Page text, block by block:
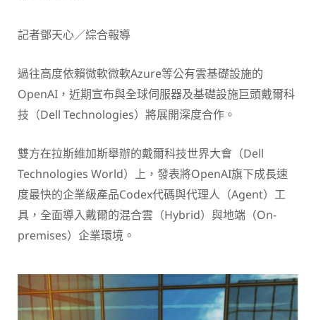
記者鄧天心／綜合報導
過往高度依賴微軟微軟Azure等公有雲基礎設施的
OpenAI，近期宣布與全球伺服器及基礎設施巨頭戴爾科
技（Dell Technologies）將展開深度合作。
雙方在拉斯維加斯舉辦的戴爾科技世界大會（Dell
Technologies World）上，發表將OpenAI旗下成長速
度最快的企業級產品Codex代碼與代理人（Agent）工
具，全面導入戴爾的混合雲（Hybrid）與地端（On-
premises）企業環境。